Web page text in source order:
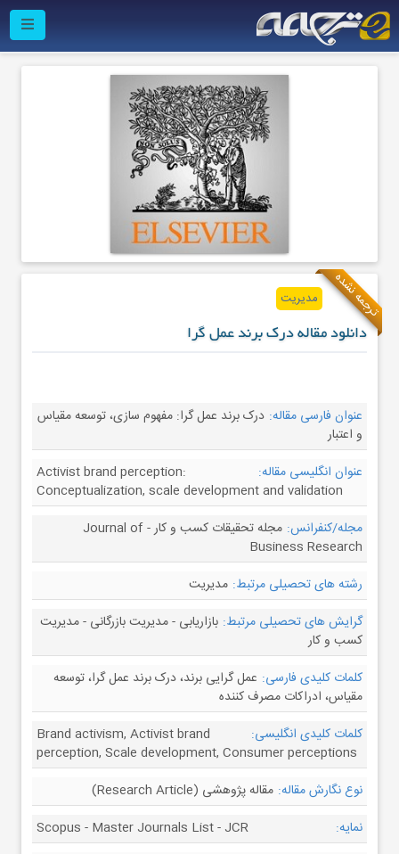
ترجمه نشده مدیریت
دانلود مقاله درک برند عمل گرا
عنوان فارسی مقاله: درک برند عمل گرا: مفهوم سازی، توسعه مقیاس
و اعتبار
عنوان انگلیسی مقاله:
Activist brand perception:
Conceptualization, scale development and validation
مجله/کنفرانس:
مجله تحقیقات کسب و کار - Journal of
Business Research
رشته های تحصیلی مرتبط: مدیریت
گرایش های تحصیلی مرتبط: بازاریابی - مدیریت بازرگانی - مدیریت
کسب و کار
کلمات کلیدی فارسی: عمل گرایی برند، درک برند عمل گرا، توسعه
مقیاس، ادراکات مصرف کننده
کلمات کلیدی انگلیسی:
Brand activism, Activist brand
perception, Scale development, Consumer perceptions
نوع نگارش مقاله: مقاله پژوهشی (Research Article)
نمایه:
Scopus - Master Journals List - JCR